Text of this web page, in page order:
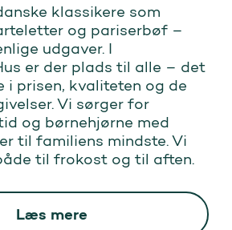
klassikere som
og pariserbøf –
udgaver. I
er der plads til alle – det
i prisen, kvaliteten og de
Vi sørger for
og børnehjørne med
til familiens mindste. Vi
til frokost og til aften.
Læs mere